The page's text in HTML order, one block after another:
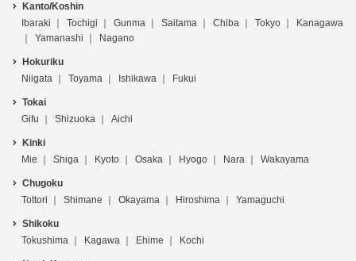
Kanto/Koshin
Ibaraki
Tochigi Gunma Saitama Chiba Tokyo
Kanagawa
Yamanashi
Nagano
Hokuriku
Niigata
Toyama Ishikawa Fukui
Tokai
Gifu
Shizuoka Aichi
Kinki
Mie
Shiga Kyoto Osaka Hyogo Nara Wakayama
Chugoku
Tottori
Shimane Okayama Hiroshima Yamaguchi
Shikoku
Tokushima
Kagawa Ehime Kochi